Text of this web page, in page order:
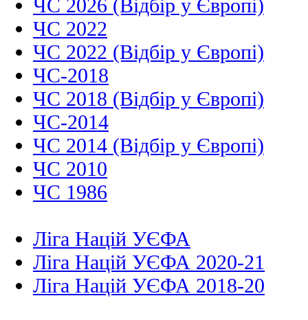
ЧС 2026 (Відбір у Європі)
ЧС 2022
ЧС 2022 (Відбір у Європі)
ЧС-2018
ЧС 2018 (Відбір у Європі)
ЧС-2014
ЧС 2014 (Відбір у Європі)
ЧС 2010
ЧС 1986
Ліга Націй УЄФА
Ліга Націй УЄФА 2020-21
Ліга Націй УЄФА 2018-20